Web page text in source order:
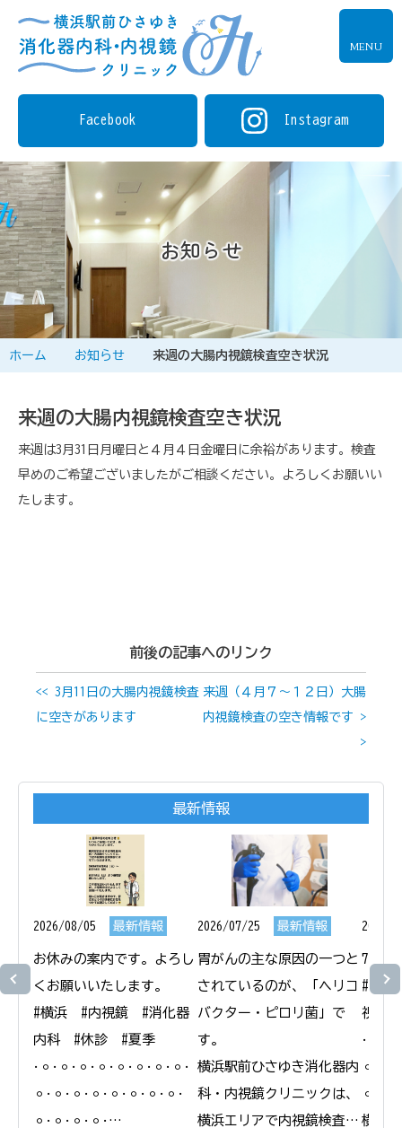
Facebook Instagram
お知らせ
ホーム お知らせ 来週の大腸内視鏡検査空き状況
来週の大腸内視鏡検査空き状況
来週は3月31日月曜日と４月４日金曜日に余裕があります。検査
早めのご希望ございましたがご相談ください。よろしくお願いい
たします。
前後の記事へのリンク
<< 3月11日の大腸内視鏡検査
に空きがあります
来週（４月７～１２日）大腸
内視鏡検査の空き情報です >
>
最新情報
2026/08/05 最新情報
お休みの案内です。よろし
くお願いいたします。
#横浜　#内視鏡　#消化器
内科　#休診　#夏季
𐄁𐄙𐄁𐄙𐄁𐄙𐄁𐄙𐄁𐄙𐄁𐄙𐄁𐄙𐄁𐄙𐄁
𐄙𐄁𐄙𐄁𐄙𐄁𐄙𐄁𐄙𐄁𐄙𐄁𐄙𐄁𐄙𐄁
𐄙𐄁𐄙𐄁𐄙𐄁𐄙𐄁
2026/07/25 最新情報
胃がんの主な原因の一つと
されているのが、「ヘリコ
バクター・ピロリ菌」で
す。
横浜駅前ひさゆき消化器内
科・内視鏡クリニックは、
横浜エリアで内視鏡検査と
2026/
7月19
#横浜
視鏡
横浜
MENU